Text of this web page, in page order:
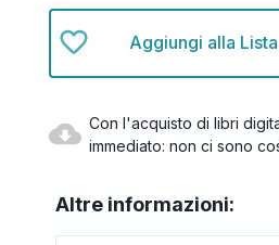
Aggiungi alla
Con l'acquisto di libri
immediato: non ci sono
Altre informazioni: